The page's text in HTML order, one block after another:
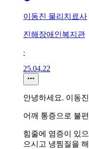
이동진 물리치료사
진해장애인복지관
∙
25.04.22
안녕하세요. 이동
어깨 통증으로 불
힘줄에 염증이 있
으시고 냉찜질을